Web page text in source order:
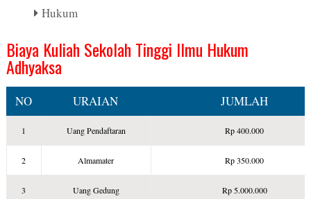
Hukum
Biaya Kuliah Sekolah Tinggi Ilmu Hukum
Adhyaksa
NO URAIAN JUMLAH
1 Uang Pendaftaran Rp 400.000
2 Almamater Rp 350.000
3 Uang Gedung Rp 5.000.000